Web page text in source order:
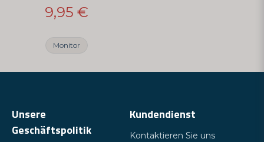
9,95 €
Monitor
Unsere
Geschäftspolitik
Kundendienst
Kontaktieren Sie uns